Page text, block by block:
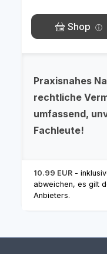
Shop
Praxisnahes
rechtliche
umfassend,
Fachleute!
10.99 EUR -
abweichen, es gilt
Anbieters.